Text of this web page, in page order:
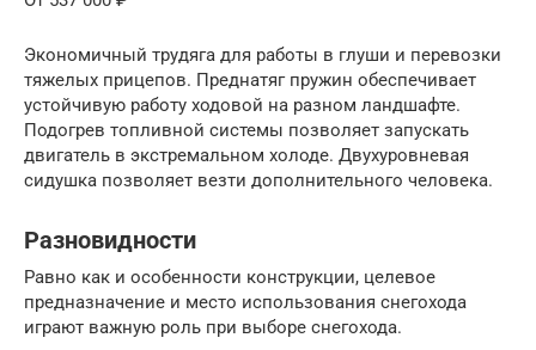
Экономичный трудяга для работы в глуши и перевозки
тяжелых прицепов. Преднатяг пружин обеспечивает
устойчивую работу ходовой на разном ландшафте.
Подогрев топливной системы позволяет запускать
двигатель в экстремальном холоде. Двухуровневая
сидушка позволяет везти дополнительного человека.
Разновидности
Равно как и особенности конструкции, целевое
предназначение и место использования снегохода
играют важную роль при выборе снегохода.